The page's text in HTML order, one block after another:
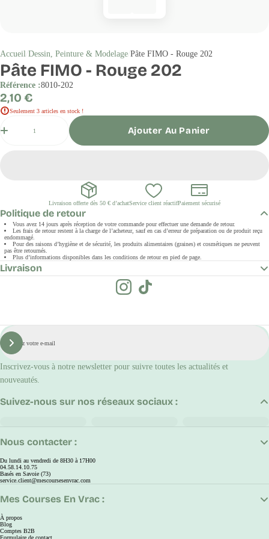
Accueil Dessin, Peinture & Modelage Pâte FIMO - Rouge 202
Pâte FIMO - Rouge 202
Référence :8010-202
Prix
régulier
2,10 €
Seulement 3 articles en stock !
Ajouter Au Panier
Livraison offerte dès 50 € d’achatService client réactifPaiement sécurisé
Politique de retour
Vous avez 14 jours après réception de votre commande pour effectuer une demande de retour.
Les frais de retour restent à la charge de l’acheteur, sauf en cas d’erreur de préparation ou de produit reçu
endommagé.
Pour des raisons d’hygiène et de sécurité, les produits alimentaires (graines) et cosmétiques ne peuvent
pas être retournés.
Plus d’informations disponibles dans les conditions de retour en pied de page.
Livraison
E-
mail
S'inscrire
Inscrivez-vous à notre newsletter pour suivre toutes les actualités et
nouveautés.
Nous contacter :
Du lundi au vendredi de 8H30 à 17H00
04.58.14.10.75
Basés en Savoie (73)
service.client@mescoursesenvrac.com
Mes Courses En Vrac :
À propos
Blog
Comptes B2B
Formulaire de contact
Suivez-nous sur nos réseaux sociaux :